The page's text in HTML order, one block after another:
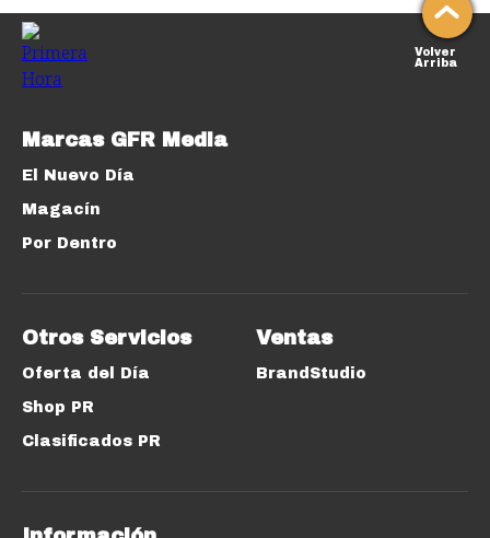
Volver
Arriba
Marcas GFR Media
El Nuevo Día
Magacín
Por Dentro
Otros Servicios
Oferta del Día
Shop PR
Clasificados PR
Ventas
BrandStudio